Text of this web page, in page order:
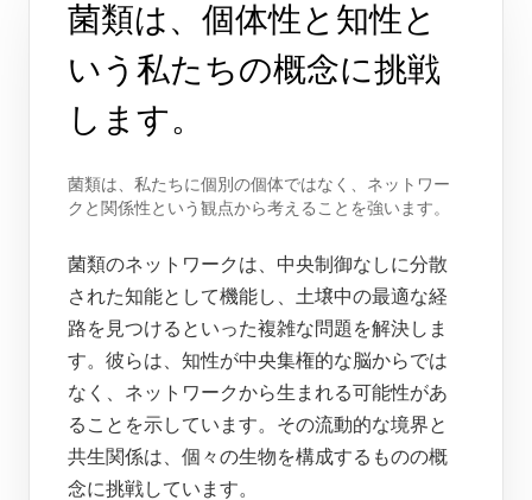
菌類は、個体性と知性と
いう私たちの概念に挑戦
します。
菌類は、私たちに個別の個体ではなく、ネットワー
クと関係性という観点から考えることを強います。
菌類のネットワークは、中央制御なしに分散
された知能として機能し、土壌中の最適な経
路を見つけるといった複雑な問題を解決しま
す。彼らは、知性が中央集権的な脳からでは
なく、ネットワークから生まれる可能性があ
ることを示しています。その流動的な境界と
共生関係は、個々の生物を構成するものの概
念に挑戦しています。